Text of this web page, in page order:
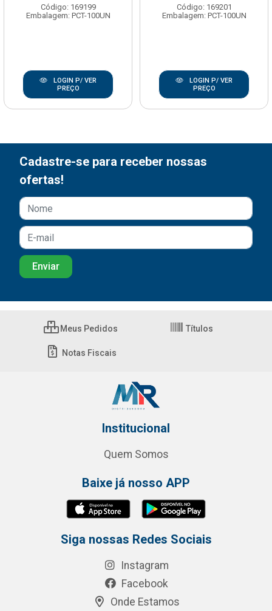
Código: 169199
Embalagem: PCT-100UN
LOGIN P/ VER
PREÇO
Código: 169201
Embalagem: PCT-100UN
LOGIN P/ VER
PREÇO
Cadastre-se para receber nossas
ofertas!
Meus Pedidos Títulos
Notas Fiscais
Institucional
Quem Somos
Baixe já nosso APP
Siga nossas Redes Sociais
Instagram
Facebook
Onde Estamos